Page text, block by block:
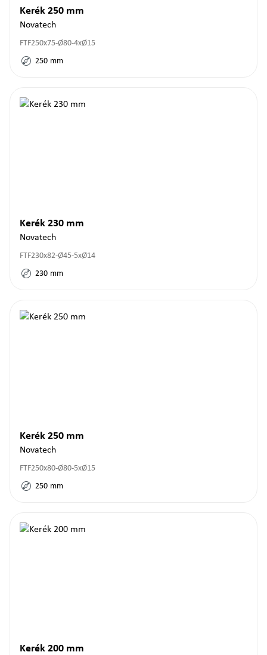
Kerék 250 mm
Novatech
FTF250x75-Ø80-4xØ15
250 mm
Kerék 230 mm
Novatech
FTF230x82-Ø45-5xØ14
230 mm
Kerék 250 mm
Novatech
FTF250x80-Ø80-5xØ15
250 mm
Kerék 200 mm